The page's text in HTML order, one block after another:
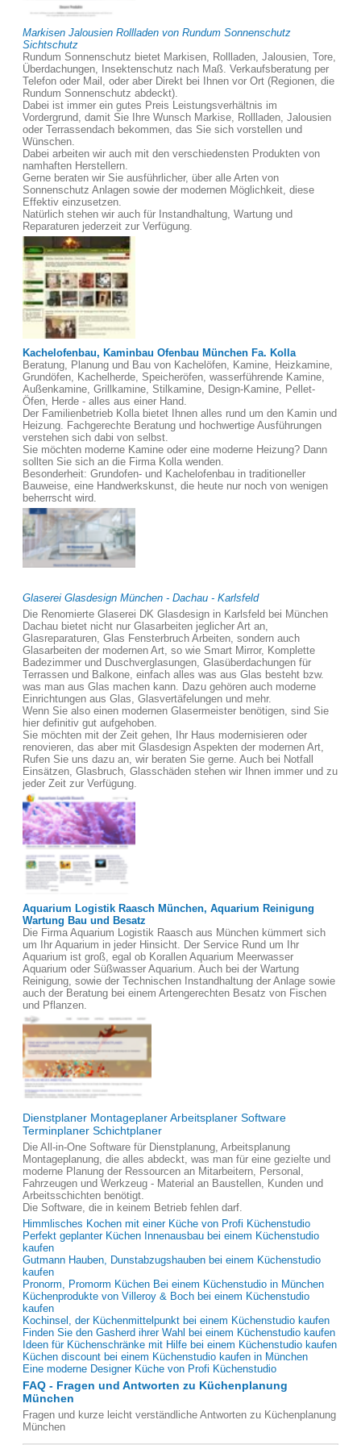
Markisen Jalousien Rollladen von Rundum Sonnenschutz
Sichtschutz
Rundum Sonnenschutz bietet Markisen, Rollladen, Jalousien, Tore,
Überdachungen, Insektenschutz nach Maß. Verkaufsberatung per
Telefon oder Mail, oder aber Direkt bei Ihnen vor Ort (Regionen, die
Rundum Sonnenschutz abdeckt).
Dabei ist immer ein gutes Preis Leistungsverhältnis im
Vordergrund, damit Sie Ihre Wunsch Markise, Rollladen, Jalousien
oder Terrassendach bekommen, das Sie sich vorstellen und
Wünschen.
Dabei arbeiten wir auch mit den verschiedensten Produkten von
namhaften Herstellern.
Gerne beraten wir Sie ausführlicher, über alle Arten von
Sonnenschutz Anlagen sowie der modernen Möglichkeit, diese
Effektiv einzusetzen.
Natürlich stehen wir auch für Instandhaltung, Wartung und
Reparaturen jederzeit zur Verfügung.
Kachelofenbau, Kaminbau Ofenbau München Fa. Kolla
Beratung, Planung und Bau von Kachelöfen, Kamine, Heizkamine,
Grundöfen, Kachelherde, Speicheröfen, wasserführende Kamine,
Außenkamine, Grillkamine, Stilkamine, Design-Kamine, Pellet-
Öfen, Herde - alles aus einer Hand.
Der Familienbetrieb Kolla bietet Ihnen alles rund um den Kamin und
Heizung. Fachgerechte Beratung und hochwertige Ausführungen
verstehen sich dabi von selbst.
Sie möchten moderne Kamine oder eine moderne Heizung? Dann
sollten Sie sich an die Firma Kolla wenden.
Besonderheit: Grundofen- und Kachelofenbau in traditioneller
Bauweise, eine Handwerkskunst, die heute nur noch von wenigen
beherrscht wird.
Glaserei Glasdesign München - Dachau - Karlsfeld
Die Renomierte Glaserei DK Glasdesign in Karlsfeld bei München
Dachau bietet nicht nur Glasarbeiten jeglicher Art an,
Glasreparaturen, Glas Fensterbruch Arbeiten, sondern auch
Glasarbeiten der modernen Art, so wie Smart Mirror, Komplette
Badezimmer und Duschverglasungen, Glasüberdachungen für
Terrassen und Balkone, einfach alles was aus Glas besteht bzw.
was man aus Glas machen kann. Dazu gehören auch moderne
Einrichtungen aus Glas, Glasvertäfelungen und mehr.
Wenn Sie also einen modernen Glasermeister benötigen, sind Sie
hier definitiv gut aufgehoben.
Sie möchten mit der Zeit gehen, Ihr Haus modernisieren oder
renovieren, das aber mit Glasdesign Aspekten der modernen Art,
Rufen Sie uns dazu an, wir beraten Sie gerne. Auch bei Notfall
Einsätzen, Glasbruch, Glasschäden stehen wir Ihnen immer und zu
jeder Zeit zur Verfügung.
Aquarium Logistik Raasch München, Aquarium Reinigung
Wartung Bau und Besatz
Die Firma Aquarium Logistik Raasch aus München kümmert sich
um Ihr Aquarium in jeder Hinsicht. Der Service Rund um Ihr
Aquarium ist groß, egal ob Korallen Aquarium Meerwasser
Aquarium oder Süßwasser Aquarium. Auch bei der Wartung
Reinigung, sowie der Technischen Instandhaltung der Anlage sowie
auch der Beratung bei einem Artengerechten Besatz von Fischen
und Pflanzen.
Dienstplaner Montageplaner Arbeitsplaner Software
Terminplaner Schichtplaner
Die All-in-One Software für Dienstplanung, Arbeitsplanung
Montageplanung, die alles abdeckt, was man für eine gezielte und
moderne Planung der Ressourcen an Mitarbeitern, Personal,
Fahrzeugen und Werkzeug - Material an Baustellen, Kunden und
Arbeitsschichten benötigt.
Die Software, die in keinem Betrieb fehlen darf.
Himmlisches Kochen mit einer Küche von Profi Küchenstudio
Perfekt geplanter Küchen Innenausbau bei einem Küchenstudio
kaufen
Gutmann Hauben, Dunstabzugshauben bei einem Küchenstudio
kaufen
Pronorm, Promorm Küchen Bei einem Küchenstudio in München
Küchenprodukte von Villeroy & Boch bei einem Küchenstudio
kaufen
Kochinsel, der Küchenmittelpunkt bei einem Küchenstudio kaufen
Finden Sie den Gasherd ihrer Wahl bei einem Küchenstudio kaufen
Ideen für Küchenschränke mit Hilfe bei einem Küchenstudio kaufen
Küchen discount bei einem Küchenstudio kaufen in München
Eine moderne Designer Küche von Profi Küchenstudio
FAQ - Fragen und Antworten zu Küchenplanung
München
Fragen und kurze leicht verständliche Antworten zu Küchenplanung
München